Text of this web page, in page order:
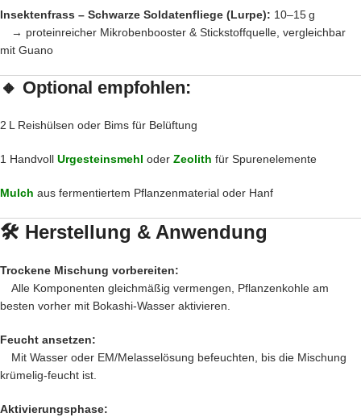
Insektenfrass – Schwarze Soldatenfliege (Lurpe): 10–15 g
→ proteinreicher Mikrobenbooster & Stickstoffquelle, vergleichbar
mit Guano
🔸 Optional empfohlen:
2 L Reishülsen oder Bims für Belüftung
1 Handvoll Urgesteinsmehl oder Zeolith für Spurenelemente
Mulch aus fermentiertem Pflanzenmaterial oder Hanf
🛠 Herstellung & Anwendung
Trockene Mischung vorbereiten:
Alle Komponenten gleichmäßig vermengen, Pflanzenkohle am
besten vorher mit Bokashi-Wasser aktivieren.
Feucht ansetzen:
Mit Wasser oder EM/Melasselösung befeuchten, bis die Mischung
krümelig-feucht ist.
Aktivierungsphase: